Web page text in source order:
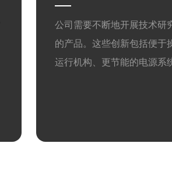
公司需要不断地开展技术研
的产品。这些创新包括便于
运行机构、更节能的电源系